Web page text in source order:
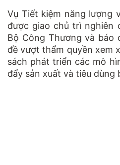
Vụ Tiết kiệm năng lượng
được giao chủ trì nghiên
Bộ Công Thương và báo
đề vượt thẩm quyền xem
sách phát triển các mô
đẩy sản xuất và tiêu dùng